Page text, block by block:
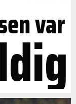
var